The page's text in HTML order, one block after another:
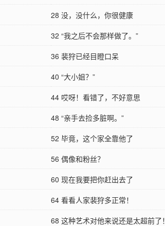
28 没，没什么，你很健康
32 “我之后不会那样做了。”
36 裴狩已经目瞪口呆
40 “大小姐？”
44 哎呀！看错了，不好意思
48 “亲手去捡多脏啊。”
52 毕竟，这个家全靠他了
56 偶像和粉丝？
60 现在我要把你赶出去了
64 看看人家裴狩多正常！
68 这种艺术对他来说还是太超前了！